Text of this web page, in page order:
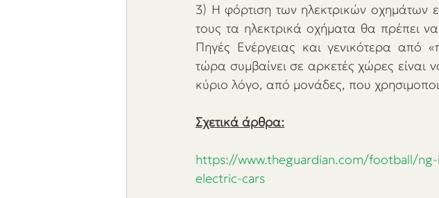
3) Η φόρτιση των ηλεκτρικών οχημάτων
τους τα ηλεκτρικά οχήματα θα πρέπει
Πηγές Ενέργειας και γενικότερα από
τώρα συμβαίνει σε αρκετές χώρες είναι
κύριο λόγο, από μονάδες, που
Σχετικά άρθρα:
https://www.theguardian.com/football/
electric-cars